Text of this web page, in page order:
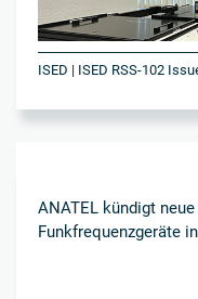
ANATEL kündigt
Funkfrequenzgeräte